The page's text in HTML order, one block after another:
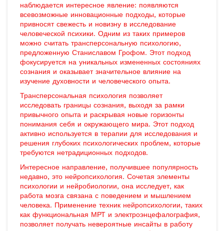
наблюдается интересное явление: появляются
всевозможные инновационные подходы, которые
привносят свежесть и новизну в исследование
человеческой психики. Одним из таких примеров
можно считать трансперсональную психологию,
предложенную Станиславом Грофом. Этот подход
фокусируется на уникальных измененных состояниях
сознания и оказывает значительное влияние на
изучение духовности и человеческого опыта.
Трансперсональная психология позволяет
исследовать границы сознания, выходя за рамки
привычного опыта и раскрывая новые горизонты
понимания себя и окружающего мира. Этот подход
активно используется в терапии для исследования и
решения глубоких психологических проблем, которые
требуются нетрадиционных подходов.
Интересное направление, получившее популярность
недавно, это нейропсихология. Сочетая элементы
психологии и нейробиологии, она исследует, как
работа мозга связана с поведением и мышлением
человека. Применение техник нейропсихологии, таких
как функциональная МРТ и электроэнцефалография,
позволяет получать невероятные инсайты в работу